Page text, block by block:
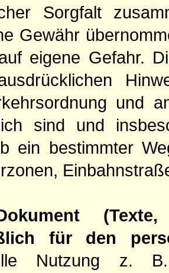
Sorgfalt
Gewähr
eigene Gefahr.
und
sind und
ein bestimmter
für den
Nutzung z.